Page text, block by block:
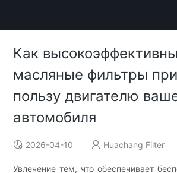
Как
масляные фильтры
пользу двигателю
автомобиля
2026-04-10 Huachang Filter
Увлечение тем, что обеспечивает